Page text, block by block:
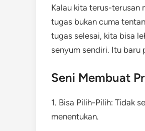
Kalau kita terus-terusan
tugas bukan cuma
tugas selesai, kita bisa
senyum sendiri. Itu baru
Seni Membuat
1. Bisa Pilih-Pilih: Tidak
menentukan.